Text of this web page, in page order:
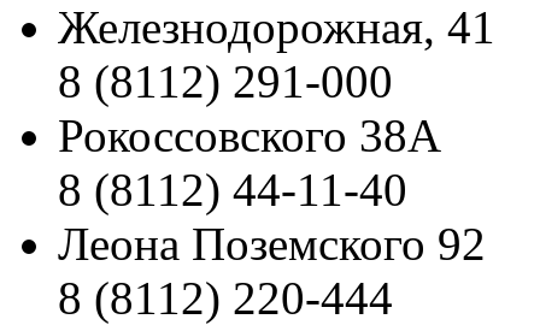
Железнодорожная, 41
8 (8112) 291-000
Рокоссовского 38А
8 (8112) 44-11-40
Леона Поземского 92
8 (8112) 220-444